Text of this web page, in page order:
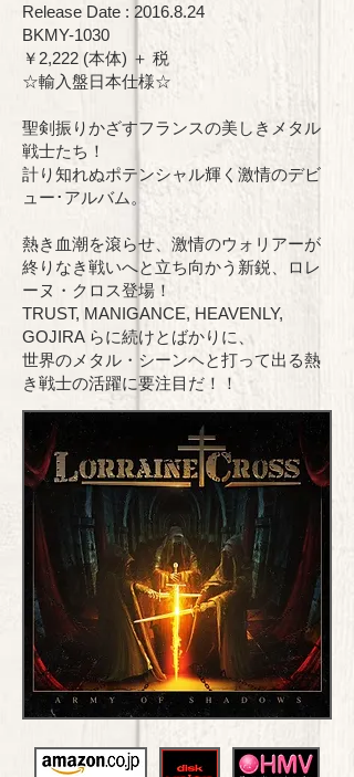
Release Date : 2016.8.24
BKMY-1030
￥2,222 (本体) ＋ 税
☆輸入盤日本仕様☆
聖剣振りかざすフランスの美しきメタル
戦士たち！
計り知れぬポテンシャル輝く激情のデビ
ュー･アルバム。
熱き血潮を滾らせ、激情のウォリアーが
終りなき戦いへと立ち向かう新鋭、ロレ
ーヌ・クロス登場！
TRUST, MANIGANCE, HEAVENLY,
GOJIRA らに続けとばかりに、
世界のメタル・シーンヘと打って出る熱
き戦士の活躍に要注目だ！！